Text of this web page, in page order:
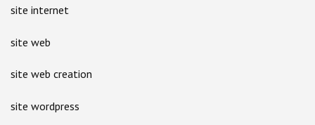
site internet
site web
site web creation
site wordpress